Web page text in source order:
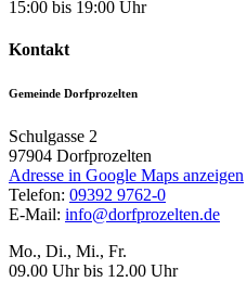
15:00 bis 19:00 Uhr
Kontakt
Gemeinde Dorfprozelten
Schulgasse 2
97904 Dorfprozelten
Adresse in Google Maps anzeigen
Telefon: 09392 9762-0
E-Mail: info@dorfprozelten.de
Mo., Di., Mi., Fr.
09.00 Uhr bis 12.00 Uhr